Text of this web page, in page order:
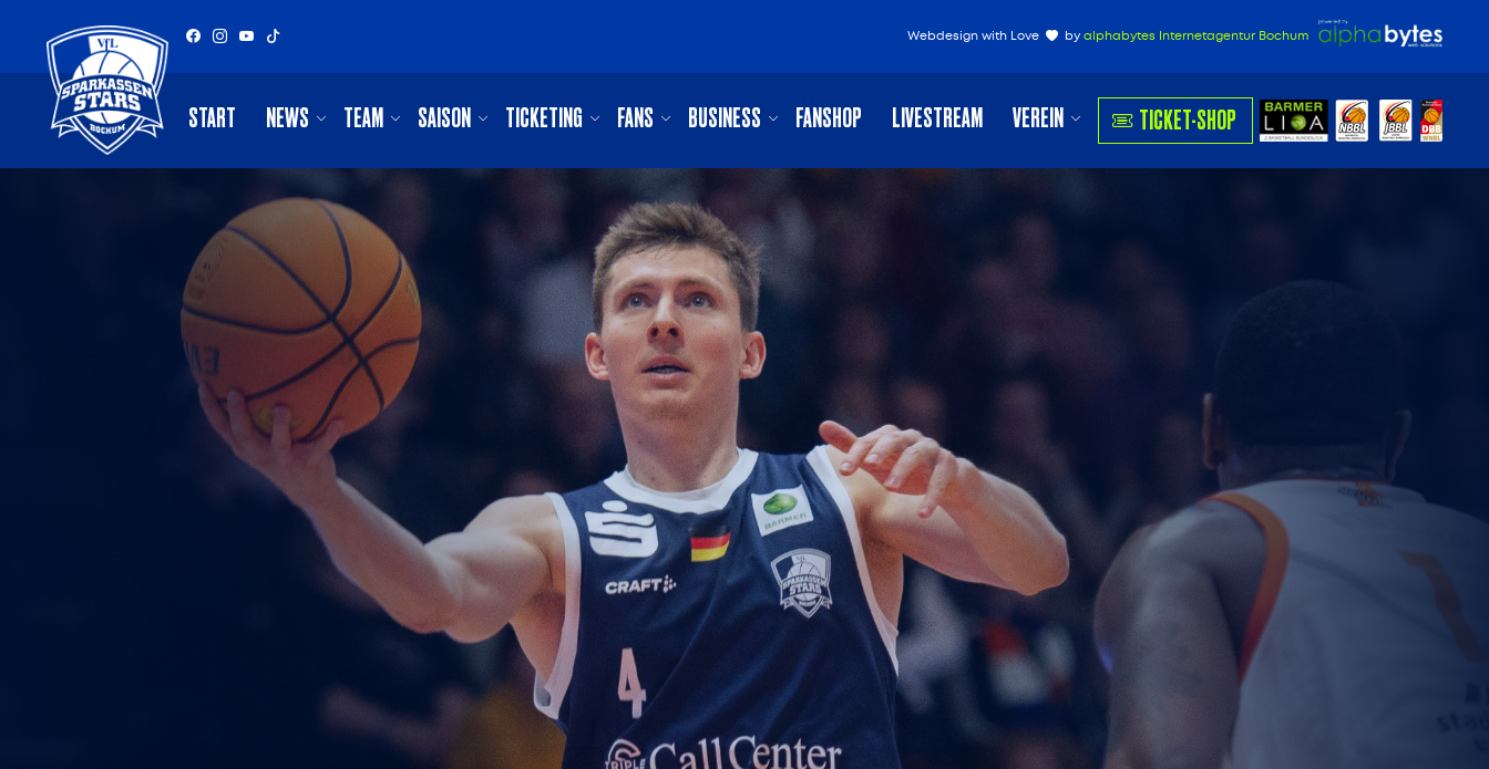
Webdesign with Love by alphabytes Internetagentur Bochum
START NEWS TEAM SAISON TICKETING FANS BUSINESS FANSHOP LIVESTREAM VEREIN TICKET-SHOP